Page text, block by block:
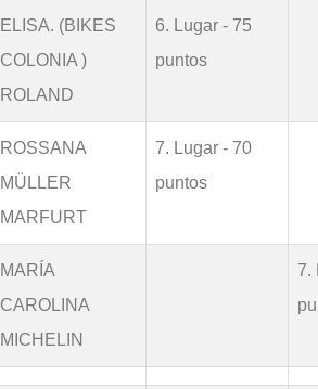
ELISA. (BIKES
COLONIA )
ROLAND
6. Lugar - 75
puntos
ROSSANA
MÜLLER
MARFURT
7. Lugar - 70
puntos
MARÍA
CAROLINA
MICHELIN
7.